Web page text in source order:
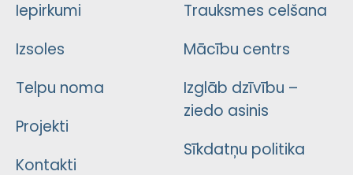
Iepirkumi
Izsoles
Telpu noma
Projekti
Kontakti
Trauksmes celšana
Mācību centrs
Izglāb dzīvību –
ziedo asinis
Sīkdatņu politika